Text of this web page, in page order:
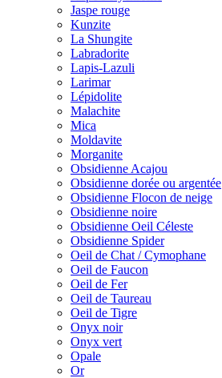
Jaspe rouge
Kunzite
La Shungite
Labradorite
Lapis-Lazuli
Larimar
Lépidolite
Malachite
Mica
Moldavite
Morganite
Obsidienne Acajou
Obsidienne dorée ou argentée
Obsidienne Flocon de neige
Obsidienne noire
Obsidienne Oeil Céleste
Obsidienne Spider
Oeil de Chat / Cymophane
Oeil de Faucon
Oeil de Fer
Oeil de Taureau
Oeil de Tigre
Onyx noir
Onyx vert
Opale
Or